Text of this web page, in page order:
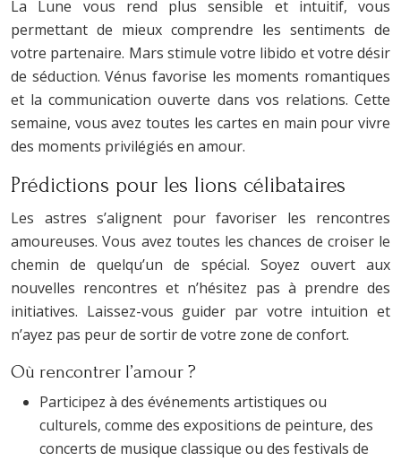
La Lune vous rend plus sensible et intuitif, vous
permettant de mieux comprendre les sentiments de
votre partenaire. Mars stimule votre libido et votre désir
de séduction. Vénus favorise les moments romantiques
et la communication ouverte dans vos relations. Cette
semaine, vous avez toutes les cartes en main pour vivre
des moments privilégiés en amour.
Prédictions pour les lions célibataires
Les astres s’alignent pour favoriser les rencontres
amoureuses. Vous avez toutes les chances de croiser le
chemin de quelqu’un de spécial. Soyez ouvert aux
nouvelles rencontres et n’hésitez pas à prendre des
initiatives. Laissez-vous guider par votre intuition et
n’ayez pas peur de sortir de votre zone de confort.
Où rencontrer l’amour ?
Participez à des événements artistiques ou
culturels, comme des expositions de peinture, des
concerts de musique classique ou des festivals de